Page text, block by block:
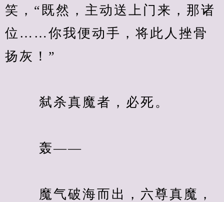
笑，“既然，主动送上门来，那诸
位……你我便动手，将此人挫骨
扬灰！”
弑杀真魔者，必死。
轰——
魔气破海而出，六尊真魔，